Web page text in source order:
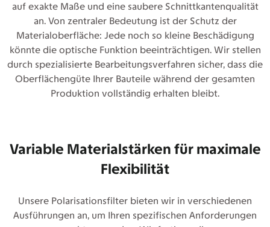
auf exakte Maße und eine saubere Schnittkantenqualität
an. Von zentraler Bedeutung ist der Schutz der
Materialoberfläche: Jede noch so kleine Beschädigung
könnte die optische Funktion beeinträchtigen. Wir stellen
durch spezialisierte Bearbeitungsverfahren sicher, dass die
Oberflächengüte Ihrer Bauteile während der gesamten
Produktion vollständig erhalten bleibt.
Variable Materialstärken für maximale
Flexibilität
Unsere Polarisationsfilter bieten wir in verschiedenen
Ausführungen an, um Ihren spezifischen Anforderungen